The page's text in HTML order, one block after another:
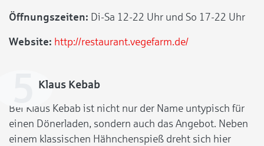
Öffnungszeiten: Di-Sa 12-22 Uhr und So 17-22 Uhr
Website: http://restaurant.vegefarm.de/
Klaus Kebab
Bei Klaus Kebab ist nicht nur der Name untypisch für
einen Dönerladen, sondern auch das Angebot. Neben
einem klassischen Hähnchenspieß dreht sich hier